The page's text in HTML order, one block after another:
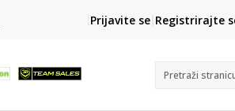
CLICK&
besplatno
Prijavite se Registrirajte
Pretraži